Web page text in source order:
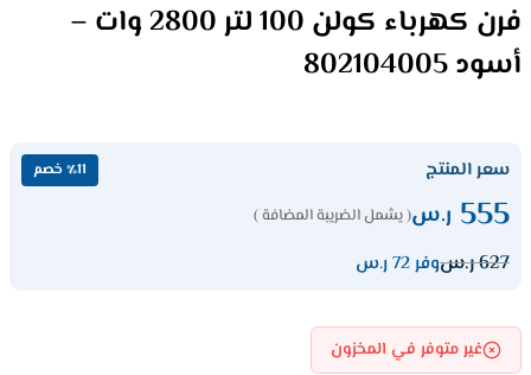
فرن كهرباء كولن 100 لتر 2800 وات –
أسود 802104005
سعر المنتج ٪11 خصم
555 ر.س( يشمل الضريبة المضافة )
627ر.سوفر 72 ر.س
غير متوفر في المخزون